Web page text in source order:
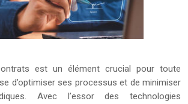
est un élément crucial pour toute
d’optimiser ses processus et de minimiser
Avec l’essor des technologies